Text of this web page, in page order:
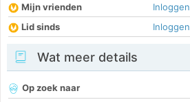
Mijn vrienden
Inloggen
Lid sinds
Inloggen
Wat meer details
Op zoek naar